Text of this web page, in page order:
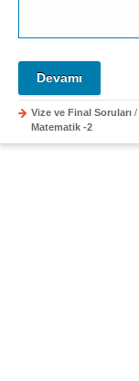
Devamı
Vize ve Final Soruları /
Matematik -2